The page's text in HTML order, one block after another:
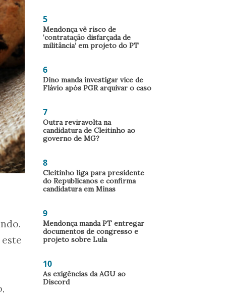
5
Mendonça vê risco de
‘contratação disfarçada de
militância’ em projeto do PT
6
Dino manda investigar vice de
Flávio após PGR arquivar o caso
7
Outra reviravolta na
candidatura de Cleitinho ao
governo de MG?
8
Cleitinho liga para presidente
do Republicanos e confirma
candidatura em Minas
9
Mendonça manda PT entregar
documentos de congresso e
projeto sobre Lula
10
As exigências da AGU ao
Discord